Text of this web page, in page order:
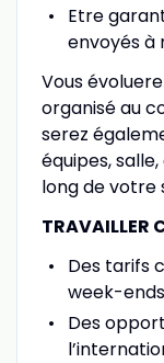
Etre
envoyés à
Vous
organisé au
serez
équipes,
long de votre
TRAVAILLER
Des tarifs
week-
Des